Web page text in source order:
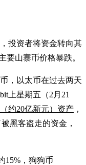
投资者将资金转向其
要山寨币价格暴跌。
，以太币在过去两天
上星期五（2月21
约20亿新元）资产 ，
黑客盗走的资金，
15%，狗狗币